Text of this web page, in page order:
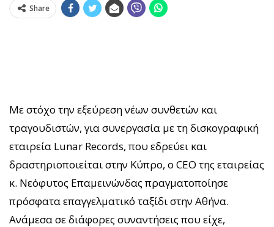
Share
Με στόχο την εξεύρεση νέων συνθετών και
τραγουδιστών, για συνεργασία με τη δισκογραφική
εταιρεία Lunar Records, που εδρεύει και
δραστηριοποιείται στην Κύπρο, o CEO της εταιρείας
κ. Νεόφυτος Επαμεινώνδας πραγματοποίησε
πρόσφατα επαγγελματικό ταξίδι στην Αθήνα.
Ανάμεσα σε διάφορες συναντήσεις που είχε,